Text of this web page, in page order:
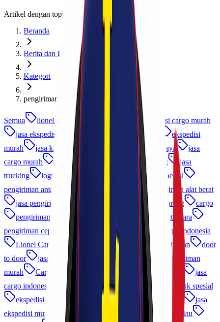
Artikel dengan topik pengiriman antar pulau
Beranda
Berita dan Informasi
Kategori
pengiriman antar pulau
Semua lionel express
ekspedisi cargo murah
jasa ekspedisi
jasa cargo ekspedisi cargo
ekspedisi
murah
jasa kirim barang jasa ekspedisi terpercaya
jasa
cargo murah
jasa kirim jasa pengiriman barang
jasa
trucking
logistik indonesia cargo udara
ekspedisi
pengiriman antar pulau
jasa pengiriman alat berat
jasa pengiriman
logistik b2b Pengiriman Barang
cargo
pengiriman frozen food
cargo laut udara
pengiriman cepat
ekspedisi murah indonesia
cargo indonesia
Lionel Cargo
ekspedisi udara asuransi pengiriman
door
to door
jasa pengiriman cargo logistik
jasa pengiriman
murah
Cargo Murah Indonesia ekspedisi terpercaya
jasa
cargo indonesia
distribusi nasional
pengiriman produk spesial
ekspedisi jakarta
pengiriman cargo kirim barang
jasa
ekspedisi murah
jasa cargo udara
ekspedisi antar pulau